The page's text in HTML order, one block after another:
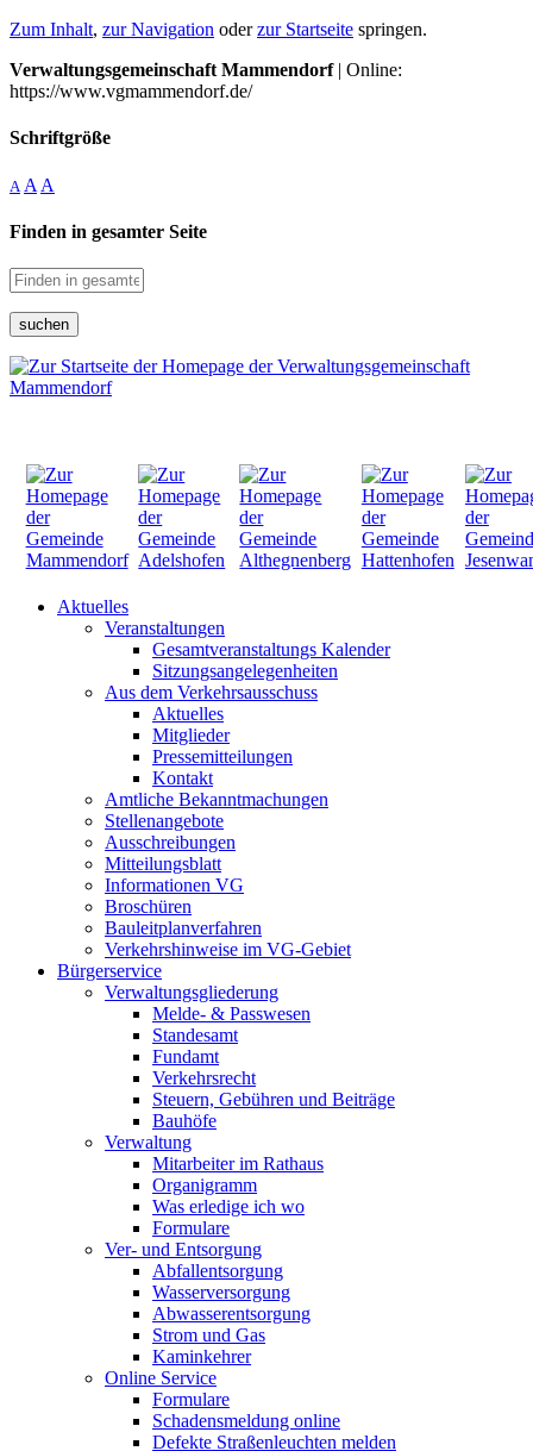
Zum Inhalt, zur Navigation oderzur Startseite springen.
Verwaltungsgemeinschaft Mammendorf| Online:
https://www.vgmammendorf.de/
Schriftgröße
A A A
Finden in gesamter Seite
suchen
Aktuelles
Veranstaltungen
Gesamtveranstaltungs Kalender
Sitzungsangelegenheiten
Aus dem Verkehrsausschuss
Aktuelles
Mitglieder
Pressemitteilungen
Kontakt
Amtliche Bekanntmachungen
Stellenangebote
Ausschreibungen
Mitteilungsblatt
Informationen VG
Broschüren
Bauleitplanverfahren
Verkehrshinweise im VG-Gebiet
Bürgerservice
Verwaltungsgliederung
Melde- & Passwesen
Standesamt
Fundamt
Verkehrsrecht
Steuern, Gebühren und Beiträge
Bauhöfe
Verwaltung
Mitarbeiter im Rathaus
Organigramm
Was erledige ich wo
Formulare
Ver- und Entsorgung
Abfallentsorgung
Wasserversorgung
Abwasserentsorgung
Strom und Gas
Kaminkehrer
Online Service
Formulare
Schadensmeldung online
Defekte Straßenleuchten melden